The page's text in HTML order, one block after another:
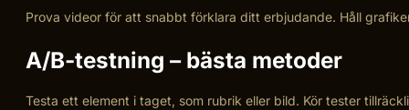
Prova videor för att snabbt förklara ditt erbjudande. Håll
A/B-testning – bästa metoder
Testa ett element i taget, som rubrik eller bild. Kör tester